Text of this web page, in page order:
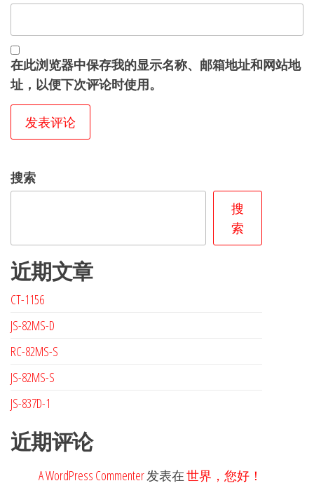
在此浏览器中保存我的显示名称、邮箱地址和网站地
址，以便下次评论时使用。
搜索
搜
索
近期文章
CT-1156
JS-82MS-D
RC-82MS-S
JS-82MS-S
JS-837D-1
近期评论
A WordPress Commenter发表在世界，您好！